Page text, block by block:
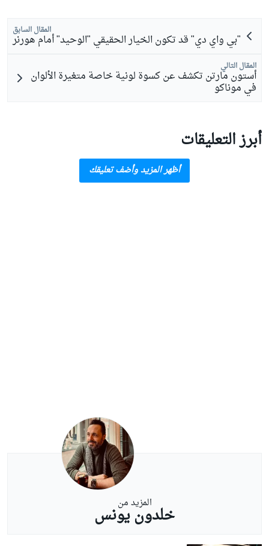
المقال السابق
"بي واي دي" قد تكون الخيار الحقيقي "الوحيد" أمام هورنر
المقال التالي
أستون مارتن تكشف عن كسوة لونية خاصة متغيرة الألوان
في موناكو
أبرز التعليقات
أظهر المزيد وأضف تعليقك
المزيد من
خلدون يونس